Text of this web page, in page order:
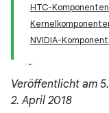
HTC-Komponenten
NVIDIA-
Veröffentlicht am
2. April 2018